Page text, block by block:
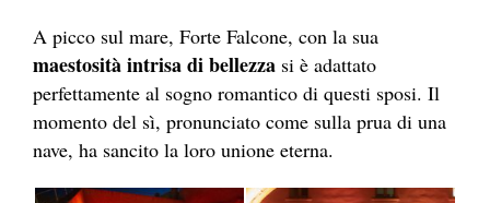
A picco sul mare, Forte Falcone, con la sua
maestosità intrisa di bellezza si è adattato
perfettamente al sogno romantico di questi sposi. Il
momento del sì, pronunciato come sulla prua di una
nave, ha sancito la loro unione eterna.